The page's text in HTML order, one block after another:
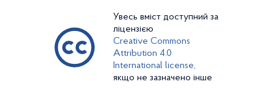
Увесь вміст доступний за
ліцензією
Creative Commons
Attribution 4.0
International license,
якщо не зазначено інше